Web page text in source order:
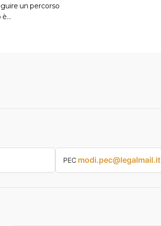
un percorso
è…
PEC modi.pec@legalmail.it